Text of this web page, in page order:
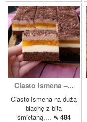
Ciasto Ismena –...
Ciasto Ismena na dużą
blachę z bitą
śmietaną,... ⇖ 484